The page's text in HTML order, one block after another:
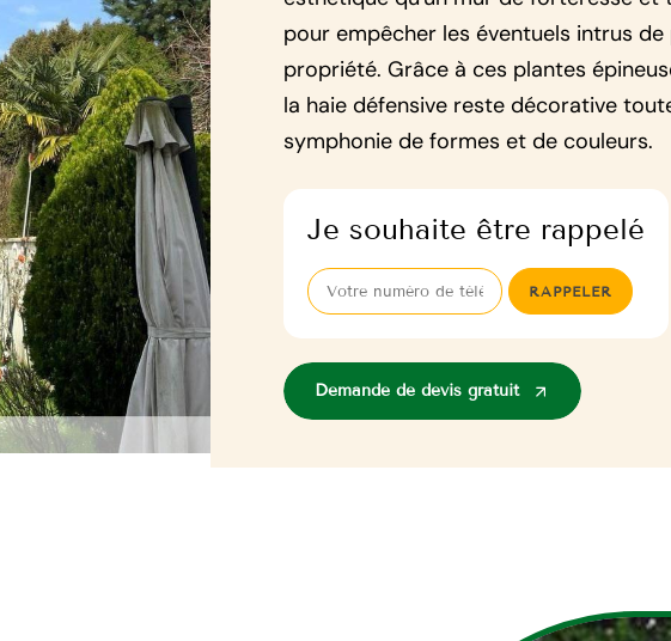
pour empêcher les éventuels intrus
propriété. Grâce à ces plantes
la haie défensive reste décorative
symphonie de formes et de couleurs.
Je souhaite être rappelé
Demande de devis gratuit